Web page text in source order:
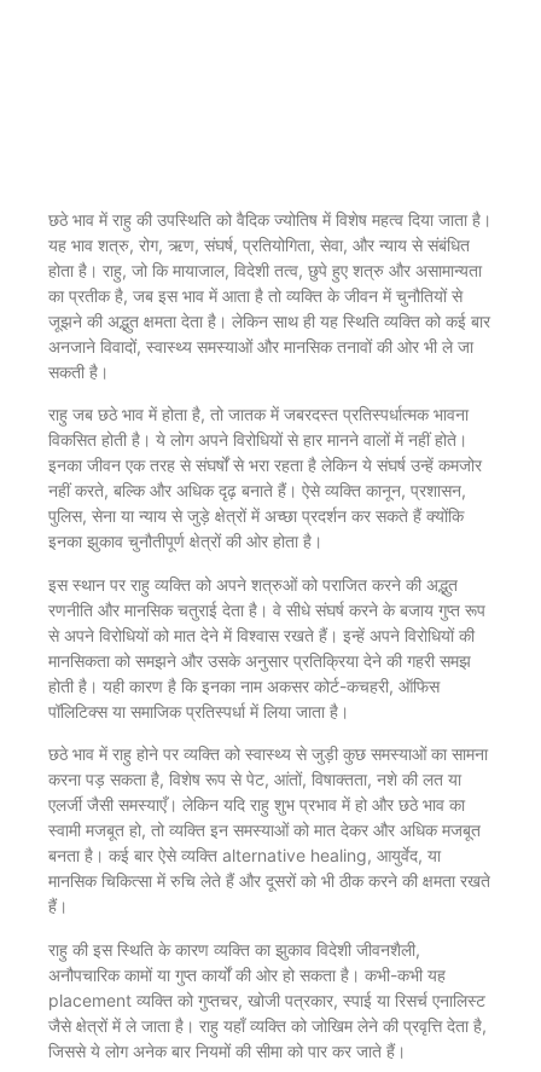
छठे भाव में राहु की उपस्थिति को वैदिक ज्योतिष में विशेष महत्व दिया जाता है।
यह भाव शत्रु, रोग, ऋण, संघर्ष, प्रतियोगिता, सेवा, और न्याय से संबंधित
होता है। राहु, जो कि मायाजाल, विदेशी तत्व, छुपे हुए शत्रु और असामान्यता
का प्रतीक है, जब इस भाव में आता है तो व्यक्ति के जीवन में चुनौतियों से
जूझने की अद्भुत क्षमता देता है। लेकिन साथ ही यह स्थिति व्यक्ति को कई बार
अनजाने विवादों, स्वास्थ्य समस्याओं और मानसिक तनावों की ओर भी ले जा
सकती है।
राहु जब छठे भाव में होता है, तो जातक में जबरदस्त प्रतिस्पर्धात्मक भावना
विकसित होती है। ये लोग अपने विरोधियों से हार मानने वालों में नहीं होते।
इनका जीवन एक तरह से संघर्षों से भरा रहता है लेकिन ये संघर्ष उन्हें कमजोर
नहीं करते, बल्कि और अधिक दृढ़ बनाते हैं। ऐसे व्यक्ति कानून, प्रशासन,
पुलिस, सेना या न्याय से जुड़े क्षेत्रों में अच्छा प्रदर्शन कर सकते हैं क्योंकि
इनका झुकाव चुनौतीपूर्ण क्षेत्रों की ओर होता है।
इस स्थान पर राहु व्यक्ति को अपने शत्रुओं को पराजित करने की अद्भुत
रणनीति और मानसिक चतुराई देता है। वे सीधे संघर्ष करने के बजाय गुप्त रूप
से अपने विरोधियों को मात देने में विश्वास रखते हैं। इन्हें अपने विरोधियों की
मानसिकता को समझने और उसके अनुसार प्रतिक्रिया देने की गहरी समझ
होती है। यही कारण है कि इनका नाम अकसर कोर्ट-कचहरी, ऑफिस
पॉलिटिक्स या समाजिक प्रतिस्पर्धा में लिया जाता है।
छठे भाव में राहु होने पर व्यक्ति को स्वास्थ्य से जुड़ी कुछ समस्याओं का सामना
करना पड़ सकता है, विशेष रूप से पेट, आंतों, विषाक्तता, नशे की लत या
एलर्जी जैसी समस्याएँ। लेकिन यदि राहु शुभ प्रभाव में हो और छठे भाव का
स्वामी मजबूत हो, तो व्यक्ति इन समस्याओं को मात देकर और अधिक मजबूत
बनता है। कई बार ऐसे व्यक्ति alternative healing, आयुर्वेद, या
मानसिक चिकित्सा में रुचि लेते हैं और दूसरों को भी ठीक करने की क्षमता रखते
हैं।
राहु की इस स्थिति के कारण व्यक्ति का झुकाव विदेशी जीवनशैली,
अनौपचारिक कामों या गुप्त कार्यों की ओर हो सकता है। कभी-कभी यह
placement व्यक्ति को गुप्तचर, खोजी पत्रकार, स्पाई या रिसर्च एनालिस्ट
जैसे क्षेत्रों में ले जाता है। राहु यहाँ व्यक्ति को जोखिम लेने की प्रवृत्ति देता है,
जिससे ये लोग अनेक बार नियमों की सीमा को पार कर जाते हैं।